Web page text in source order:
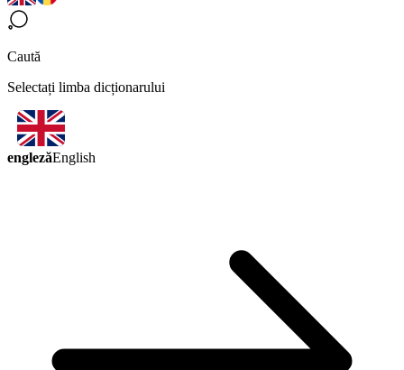
Caută
Selectați limba dicționarului
englezăEnglish